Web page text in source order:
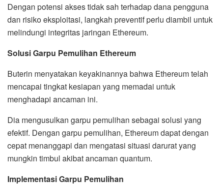
Dengan potensi akses tidak sah terhadap dana pengguna
dan risiko eksploitasi, langkah preventif perlu diambil untuk
melindungi integritas jaringan Ethereum.
Solusi Garpu Pemulihan Ethereum
Buterin menyatakan keyakinannya bahwa Ethereum telah
mencapai tingkat kesiapan yang memadai untuk
menghadapi ancaman ini.
Dia mengusulkan garpu pemulihan sebagai solusi yang
efektif. Dengan garpu pemulihan, Ethereum dapat dengan
cepat menanggapi dan mengatasi situasi darurat yang
mungkin timbul akibat ancaman quantum.
Implementasi Garpu Pemulihan